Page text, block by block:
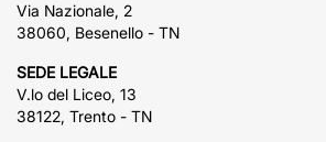
Via Nazionale, 2
38060, Besenello - TN
SEDE LEGALE
V.lo del Liceo, 13
38122, Trento - TN